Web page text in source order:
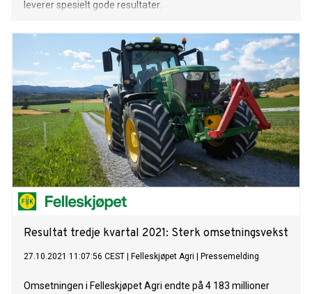
leverer spesielt gode resultater.
Resultat tredje kvartal 2021: Sterk omsetningsvekst
27.10.2021 11:07:56 CEST Felleskjøpet Agri Pressemelding
Omsetningen i Felleskjøpet Agri endte på 4 183 millioner